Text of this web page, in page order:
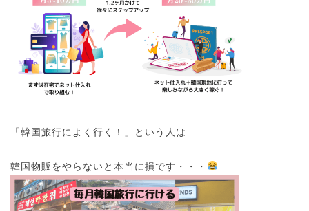
「韓国旅行によく行く！」という人は
韓国物販をやらないと本当に損です・・・